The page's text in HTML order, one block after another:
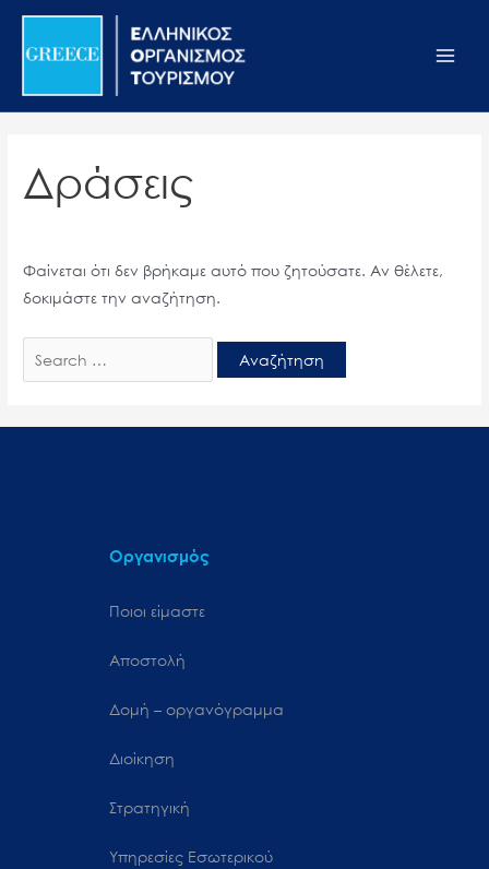
Σημείωση:
ιστότοπος
σύστημα
προσβασιμότητας.
Μετάβαση
περιεχόμενο
Δράσεις
Φαίνεται ότι δεν βρήκαμε αυτό που ζητούσατε. Αν θέλετε,
δοκιμάστε την αναζήτηση.
Αναζήτηση
Οργανισμός
Ποιοι είμαστε
Αποστολή
Δομή – οργανόγραμμα
Διοίκηση
Στρατηγική
Υπηρεσίες Εσωτερικού